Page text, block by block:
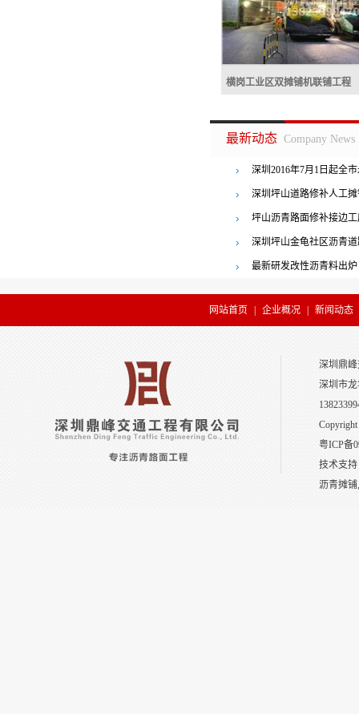
横岗工业区双摊铺机联铺工程
最新动态 Company News
深圳2016年7月1日起全
者罚三百
深圳坪山道路修补人工
坪山沥青路面修补接边
深圳坪山金龟社区沥青
最新研发改性沥青料出炉
网站首页 企业概况 新闻动态
深圳鼎
深圳市
粤ICP备
技术支
沥青摊